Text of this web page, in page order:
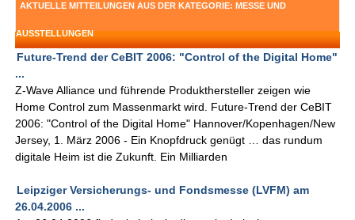
AKTUELLE MITTEILUNGEN AUS DER KATEGORIE: MESSE UND
AUSSTELLUNGEN
Future-Trend der CeBIT 2006: "Control of the Digital Home"
...
Z-Wave Alliance und führende Produkthersteller zeigen wie
Home Control zum Massenmarkt wird. Future-Trend der CeBIT
2006: "Control of the Digital Home" Hannover/Kopenhagen/New
Jersey, 1. März 2006 - Ein Knopfdruck genügt … das rundum
digitale Heim ist die Zukunft. Ein Milliarden
Leipziger Versicherungs- und Fondsmesse (LVFM) am
26.04.2006 ...